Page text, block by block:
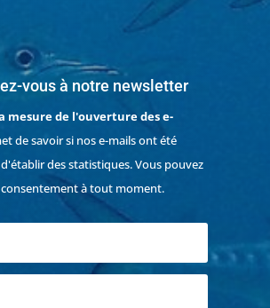
vous à notre newsletter
mesure de l'ouverture des e-
de savoir si nos e-mails ont été
des statistiques. Vous pouvez
à tout moment.